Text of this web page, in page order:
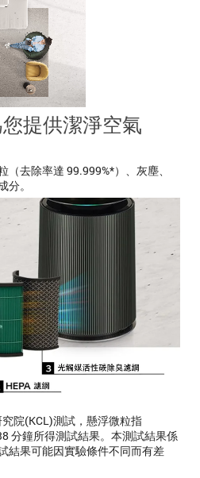
提供潔淨空氣
去除率達 99.999%*）、灰塵、
。
院(KCL)測試，懸浮微粒指
分鐘所得測試結果。本測試結果係
結果可能因實驗條件不同而有差